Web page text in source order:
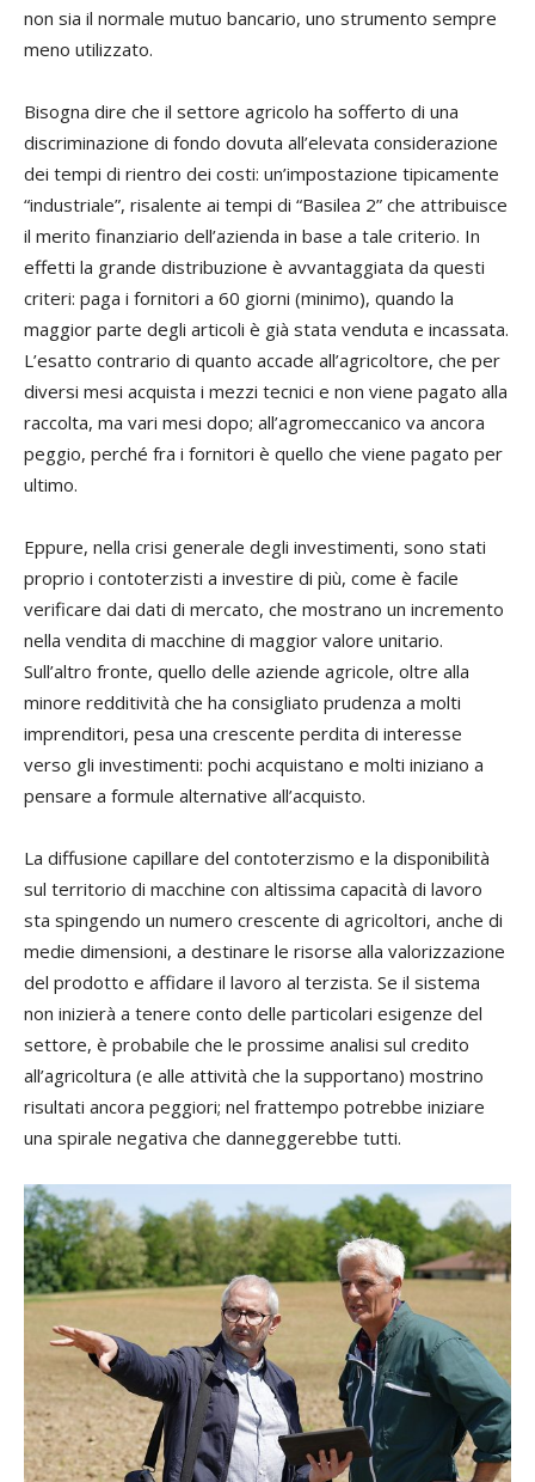
non sia il normale mutuo bancario, uno strumento sempre
meno utilizzato.
Bisogna dire che il settore agricolo ha sofferto di una
discriminazione di fondo dovuta all’elevata considerazione
dei tempi di rientro dei costi: un’impostazione tipicamente
“industriale”, risalente ai tempi di “Basilea 2” che attribuisce
il merito finanziario dell’azienda in base a tale criterio. In
effetti la grande distribuzione è avvantaggiata da questi
criteri: paga i fornitori a 60 giorni (minimo), quando la
maggior parte degli articoli è già stata venduta e incassata.
L’esatto contrario di quanto accade all’agricoltore, che per
diversi mesi acquista i mezzi tecnici e non viene pagato alla
raccolta, ma vari mesi dopo; all’agromeccanico va ancora
peggio, perché fra i fornitori è quello che viene pagato per
ultimo.
Eppure, nella crisi generale degli investimenti, sono stati
proprio i contoterzisti a investire di più, come è facile
verificare dai dati di mercato, che mostrano un incremento
nella vendita di macchine di maggior valore unitario.
Sull’altro fronte, quello delle aziende agricole, oltre alla
minore redditività che ha consigliato prudenza a molti
imprenditori, pesa una crescente perdita di interesse
verso gli investimenti: pochi acquistano e molti iniziano a
pensare a formule alternative all’acquisto.
La diffusione capillare del contoterzismo e la disponibilità
sul territorio di macchine con altissima capacità di lavoro
sta spingendo un numero crescente di agricoltori, anche di
medie dimensioni, a destinare le risorse alla valorizzazione
del prodotto e affidare il lavoro al terzista. Se il sistema
non inizierà a tenere conto delle particolari esigenze del
settore, è probabile che le prossime analisi sul credito
all’agricoltura (e alle attività che la supportano) mostrino
risultati ancora peggiori; nel frattempo potrebbe iniziare
una spirale negativa che danneggerebbe tutti.